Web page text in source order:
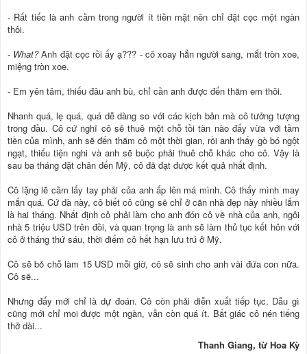
- Rất tiếc là anh cầm trong người ít tiền mặt nên chỉ đặt cọc một ngàn
thôi.
- What?Anh đặt cọc rồi ấy ạ??? - cô xoay hẳn người sang, mắt tròn xoe,
miệng tròn xoe.
- Em yên tâm, thiếu đâu anh bù, chỉ cần anh được đến thăm em thôi.
Nhanh quá, lẹ quá, quá dễ dàng so với các kịch bản mà cô tưởng tượng
trong đầu. Cô cứ nghĩ cô sẽ thuê một chỗ tồi tàn nào đấy vừa với tầm
tiền của mình, anh sẽ đến thăm cô một thời gian, rồi anh thấy gò bó ngột
ngạt, thiếu tiện nghi và anh sẽ buộc phải thuê chỗ khác cho cô. Vậy là
sau ba tháng đặt chân đến Mỹ, cô đã đạt được kết quả nhất định.
Cô lặng lẽ cầm lấy tay phải của anh ấp lên má mình. Cô thấy mình may
mắn quá. Cứ đà này, cô biết cô cũng sẽ chỉ ở căn nhà đẹp này nhiều lắm
là hai tháng. Nhất định cô phải làm cho anh đón cô về nhà của anh, ngôi
nhà 5 triệu USD trên đồi, và quan trọng là anh sẽ làm thủ tục kết hôn với
cô ở tháng thứ sáu, thời điểm cô hết hạn lưu trú ở Mỹ.
Cô sẽ bỏ chỗ làm 15 USD mỗi giờ, cô sẽ sinh cho anh vài đứa con nữa.
Cô sẽ...
Nhưng đấy mới chỉ là dự đoán. Cô còn phải diễn xuất tiếp tục. Dẫu gì
cũng mới chỉ moi được một ngàn, vẫn còn quá ít. Bất giác cô nén tiếng
thở dài...
Thanh Giang, từ Hoa Kỳ